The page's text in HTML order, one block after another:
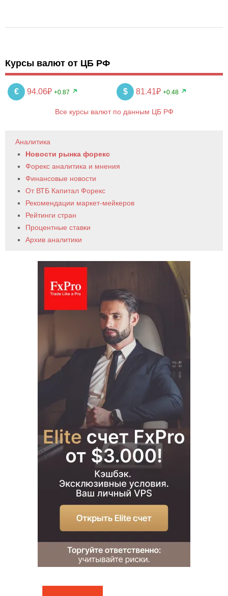
Курсы валют от ЦБ РФ
€ 94.06₽ +0.87 $ 81.41₽ +0.48
Все курсы валют по данным ЦБ РФ
Аналитика
Новости рынка форекс
Форекс аналитика и мнения
Финансовые новости
От ВТБ Капитал Форекс
Рекомендации маркет-мейкеров
Рейтинги стран
Процентные ставки
Архив аналитики